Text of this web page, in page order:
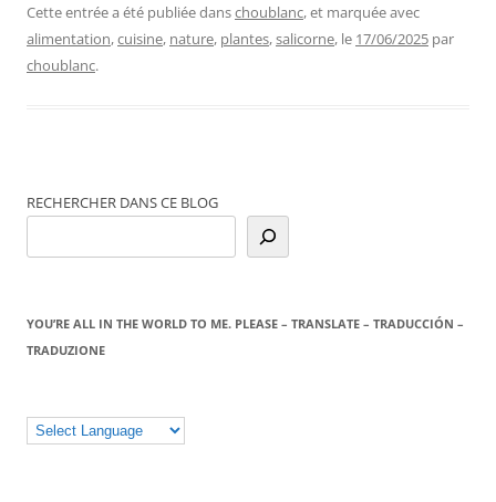
Cette entrée a été publiée danschoublanc, et marquée avec
alimentation,cuisine, nature, plantes,salicorne, le 17/06/2025 par
choublanc.
RECHERCHER DANS CE BLOG
YOU’RE ALL IN THE WORLD TO ME. PLEASE – TRANSLATE – TRADUCCIÓN –
TRADUZIONE